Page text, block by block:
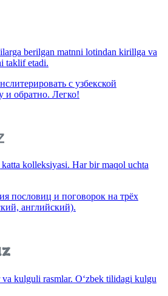
berilgan matnni lotindan kirillga va
taklif etadi.
с узбекской
и обратно. Легко!
kolleksiyasi. Har bir maqol uchta
пословиц и поговорок на трёх
английский).
kulguli rasmlar. O‘zbek tilidagi kulgu